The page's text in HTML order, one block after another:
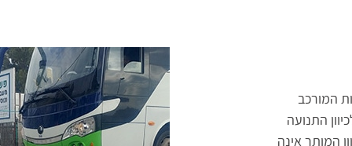
המורכב
התנועה
המותר אינה